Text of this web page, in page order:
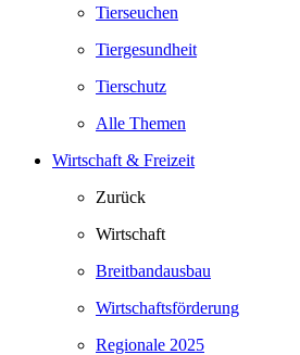
Tierseuchen
Tiergesundheit
Tierschutz
Alle Themen
Wirtschaft & Freizeit
Zurück
Wirtschaft
Breitbandausbau
Wirtschaftsförderung
Regionale 2025